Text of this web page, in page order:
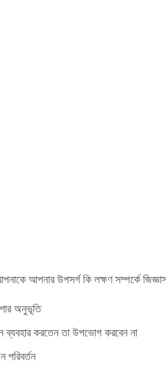
আপনার উপসর্গ কি লক্ষণ সম্পর্কে
অনুভূতি
ব্যবহার করতেন তা উপভোগ করবেন না
পরিবর্তন